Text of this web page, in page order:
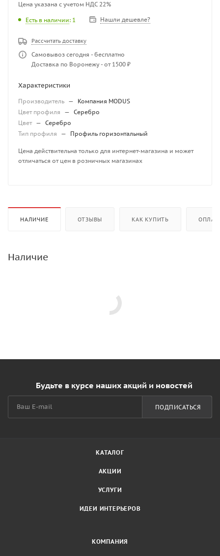
Цена указана с учетом НДС 22%
Есть в наличии: 1 Нашли дешевле?
Рассчитать доставку
Самовывоз сегодня - бесплатно
Доставка по Воронежу - от 1500 ₽
Характеристики
Производитель —
Компания MODUS
Цвет профиля
— Серебро
Цвет — Серебро
Тип профиля
— Профиль горизонтальный
Цена действительна только для интернет-магазина и может
отличаться от цен в розничных магазинах
НАЛИЧИЕ ОТЗЫВЫ КАК КУПИТЬ
Наличие
Будьте в курсе наших акций и новостей
ПОДПИСАТЬСЯ
КАТАЛОГ
АКЦИИ
УСЛУГИ
ИДЕИ ИНТЕРЬЕРОВ
КОМПАНИЯ